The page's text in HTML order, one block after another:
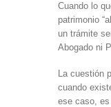
Cuando lo
patrimonio
un trámite
Abogado ni
La cuestión
cuando
ese caso,